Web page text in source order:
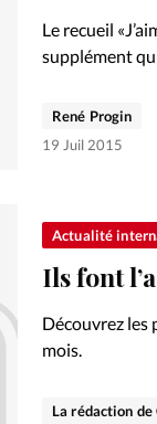
Le recueil
supplément
pas une
René Progin
19 Juil 2015
Actualité
Ils font
Découvrez les
mois.
La rédaction